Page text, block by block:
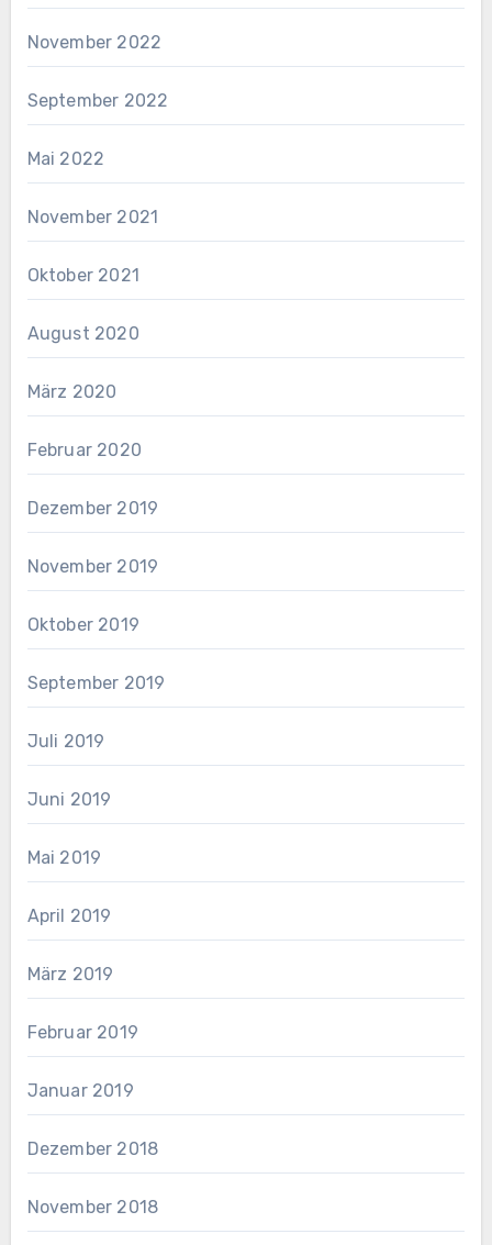
November 2022
September 2022
Mai 2022
November 2021
Oktober 2021
August 2020
März 2020
Februar 2020
Dezember 2019
November 2019
Oktober 2019
September 2019
Juli 2019
Juni 2019
Mai 2019
April 2019
März 2019
Februar 2019
Januar 2019
Dezember 2018
November 2018